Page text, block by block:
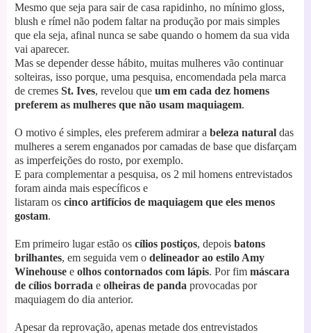
Mesmo que seja para sair de casa rapidinho, no mínimo gloss,
blush e rímel não podem faltar na produção por mais simples
que ela seja, afinal nunca se sabe quando o homem da sua vida
vai aparecer.
Mas se depender desse hábito, muitas mulheres vão continuar
solteiras, isso porque, uma pesquisa, encomendada pela marca
de cremes St. Ives, revelou que um em cada dez homens
preferem as mulheres que não usam maquiagem.
O motivo é simples, eles preferem admirar a beleza natural das
mulheres a serem enganados por camadas de base que disfarçam
as imperfeições do rosto, por exemplo.
E para complementar a pesquisa, os 2 mil homens entrevistados
foram ainda mais específicos e
listaram os cinco artifícios de maquiagem que eles menos
gostam.
Em primeiro lugar estão os cílios postiços, depois batons
brilhantes, em seguida vem o delineador ao estilo Amy
Winehouse e olhos contornados com lápis. Por fim máscara
de cílios borrada e olheiras de panda provocadas por
maquiagem do dia anterior.
Apesar da reprovação, apenas metade dos entrevistados